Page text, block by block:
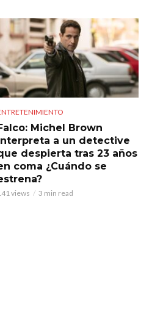
Michel Brown
a un detective
despierta tras 23 años
coma ¿Cuándo se
views 3 min read